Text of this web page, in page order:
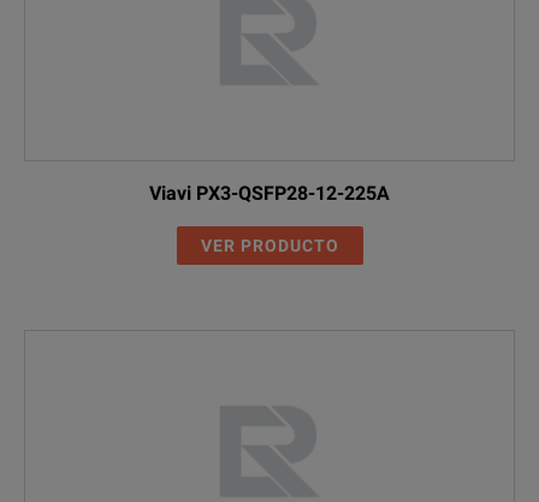
Viavi PX3-QSFP28-12-225A
VER PRODUCTO